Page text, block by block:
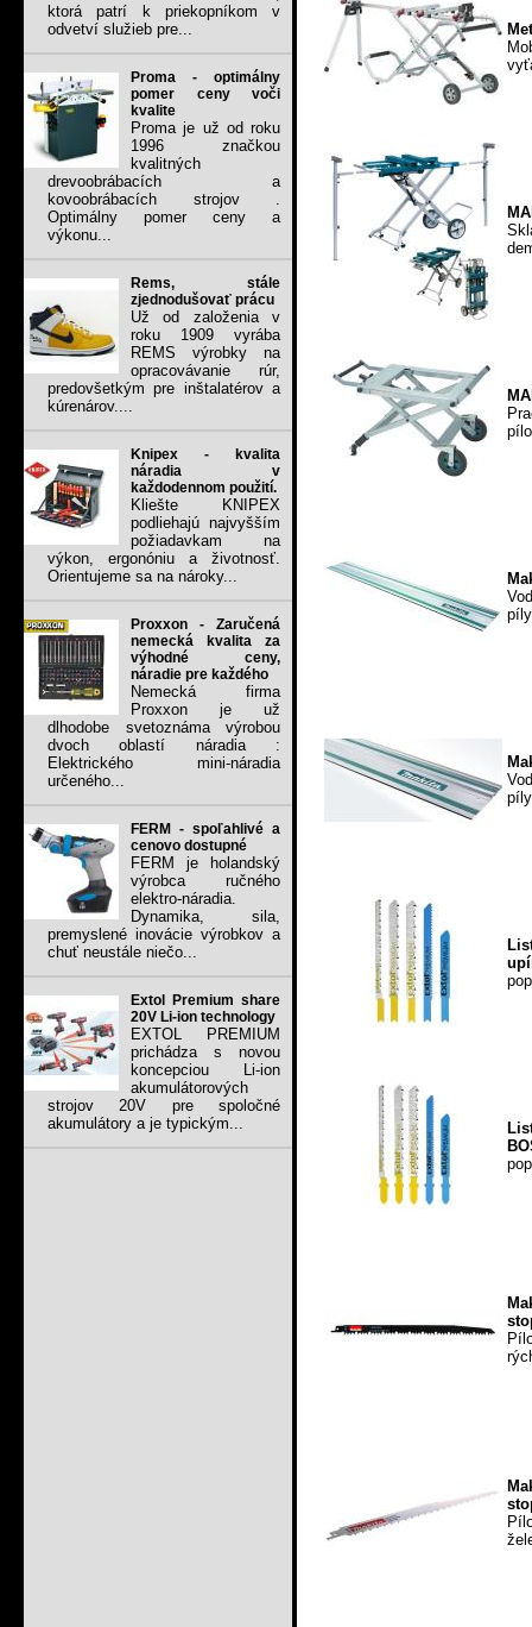
ktorá patrí k priekopníkom v
odvetví služieb pre...
Proma - optimálny
pomer ceny voči
kvalite
Proma je už od roku
1996 značkou
kvalitných
drevoobrábacích a
kovoobrábacích strojov .
Optimálny pomer ceny a
výkonu...
Rems, stále
zjednodušovať prácu
Už od založenia v
roku 1909 vyrába
REMS výrobky na
opracovávanie rúr,
predovšetkým pre inštalatérov a
kúrenárov....
Knipex - kvalita
náradia v
každodennom použití.
Kliešte KNIPEX
podliehajú najvyšším
požiadavkam na
výkon, ergonóniu a životnosť.
Orientujeme sa na nároky...
Proxxon - Zaručená
nemecká kvalita za
výhodné ceny,
náradie pre každého
Nemecká firma
Proxxon je už
dlhodobe svetoznáma výrobou
dvoch oblastí náradia :
Elektrického mini-náradia
určeného...
FERM - spoľahlivé a
cenovo dostupné
FERM je holandský
výrobca ručného
elektro-náradia.
Dynamika, sila,
premyslené inovácie výrobkov a
chuť neustále niečo...
Extol Premium share
20V Li-ion technology
EXTOL PREMIUM
prichádza s novou
koncepciou Li-ion
akumulátorových
strojov 20V pre spoločné
akumulátory a je typickým...